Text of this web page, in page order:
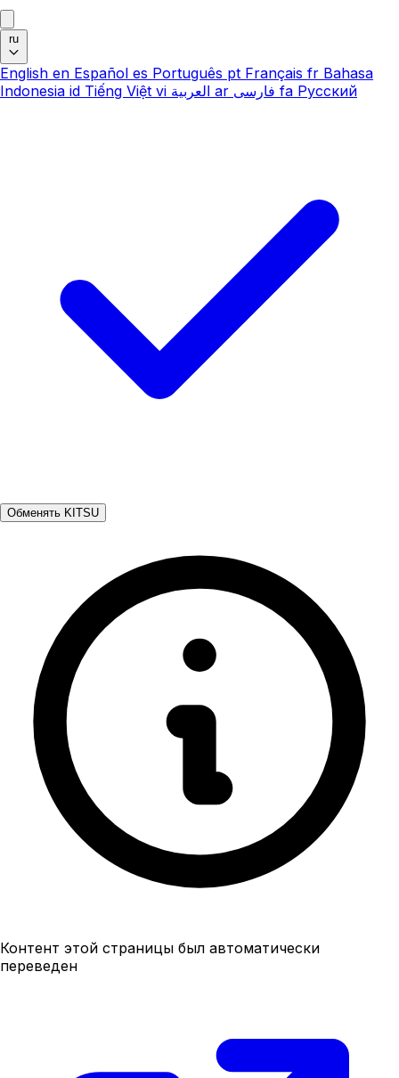
ru
English en Español es Português pt Français fr Bahasa
Indonesia id Tiếng Việt vi العربية ar فارسی fa Русский
Обменять KITSU
Контент этой страницы был автоматически
переведен